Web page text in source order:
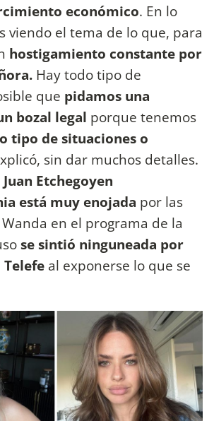
económico. En lo
viendo el tema de lo que, para
hostigamiento constante por
Hay todo tipo de
que pidamos una
bozal legal porque tenemos
tipo de situaciones o
sin dar muchos detalles.
Juan Etchegoyen
está muy enojada por las
en el programa de la
se sintió ninguneada por
Telefe al exponerse lo que se